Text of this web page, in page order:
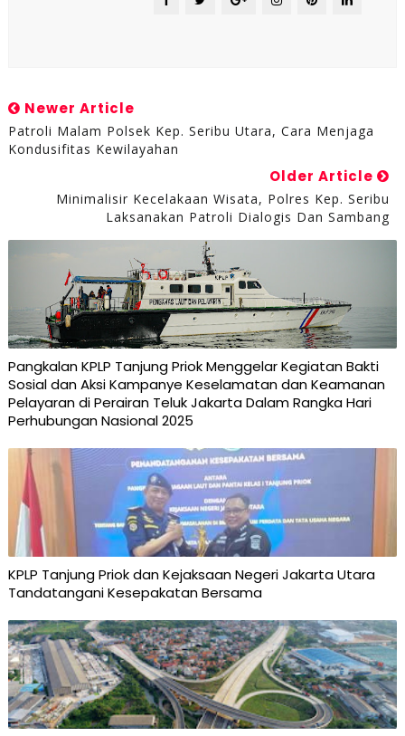
Newer Article
Patroli Malam Polsek Kep. Seribu Utara, Cara Menjaga
Kondusifitas Kewilayahan
Older Article
Minimalisir Kecelakaan Wisata, Polres Kep. Seribu
Laksanakan Patroli Dialogis Dan Sambang
Pangkalan KPLP Tanjung Priok Menggelar Kegiatan Bakti
Sosial dan Aksi Kampanye Keselamatan dan Keamanan
Pelayaran di Perairan Teluk Jakarta Dalam Rangka Hari
Perhubungan Nasional 2025
KPLP Tanjung Priok dan Kejaksaan Negeri Jakarta Utara
Tandatangani Kesepakatan Bersama